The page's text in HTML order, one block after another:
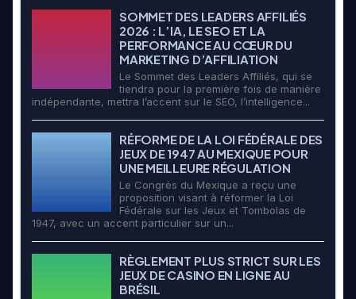
SOMMET DES LEADERS AFFILIÉS
2026 : L’IA, LE SEO ET LA
PERFORMANCE AU CŒUR DU
MARKETING D’AFFILIATION
Le Sommet des Leaders Affiliés, qui se
tiendra pour la première fois de manière
indépendante, mettra l’accent sur le SEO, l’intelligence...
RÉFORME DE LA LOI FÉDÉRALE DES
JEUX DE 1947 AU MEXIQUE POUR
UNE MEILLEURE RÉGULATION
Le Congrès du Mexique a reçu une
proposition visant à réformer la Loi
Fédérale sur les Jeux et Tombolas de
1947, avec un accent particulier sur un...
RÈGLEMENT PLUS STRICT SUR LES
JEUX DE CASINO EN LIGNE AU
BRÉSIL